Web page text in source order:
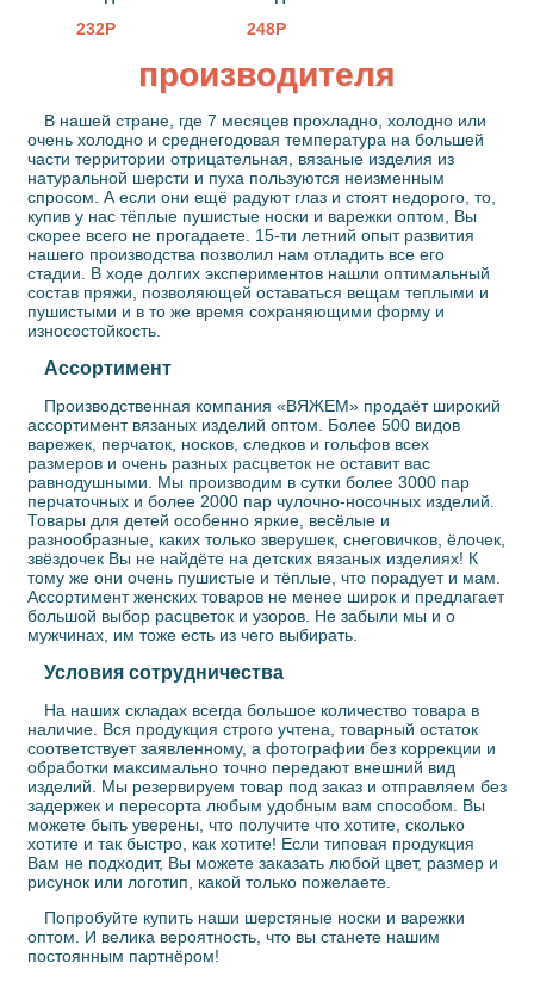
232Р 248Р
производителя
В нашей стране, где 7 месяцев прохладно, холодно или
очень холодно и среднегодовая температура на большей
части территории отрицательная, вязаные изделия из
натуральной шерсти и пуха пользуются неизменным
спросом. А если они ещё радуют глаз и стоят недорого, то,
купив у нас тёплые пушистые носки и варежки оптом, Вы
скорее всего не прогадаете. 15-ти летний опыт развития
нашего производства позволил нам отладить все его
стадии. В ходе долгих экспериментов нашли оптимальный
состав пряжи, позволяющей оставаться вещам теплыми и
пушистыми и в то же время сохраняющими форму и
износостойкость.
Ассортимент
Производственная компания «ВЯЖЕМ» продаёт широкий
ассортимент вязаных изделий оптом. Более 500 видов
варежек, перчаток, носков, следков и гольфов всех
размеров и очень разных расцветок не оставит вас
равнодушными. Мы производим в сутки более 3000 пар
перчаточных и более 2000 пар чулочно-носочных изделий.
Товары для детей особенно яркие, весёлые и
разнообразные, каких только зверушек, снеговичков, ёлочек,
звёздочек Вы не найдёте на детских вязаных изделиях! К
тому же они очень пушистые и тёплые, что порадует и мам.
Ассортимент женских товаров не менее широк и предлагает
большой выбор расцветок и узоров. Не забыли мы и о
мужчинах, им тоже есть из чего выбирать.
Условия сотрудничества
На наших складах всегда большое количество товара в
наличие. Вся продукция строго учтена, товарный остаток
соответствует заявленному, а фотографии без коррекции и
обработки максимально точно передают внешний вид
изделий. Мы резервируем товар под заказ и отправляем без
задержек и пересорта любым удобным вам способом. Вы
можете быть уверены, что получите что хотите, сколько
хотите и так быстро, как хотите! Если типовая продукция
Вам не подходит, Вы можете заказать любой цвет, размер и
рисунок или логотип, какой только пожелаете.
Попробуйте купить наши шерстяные носки и варежки
оптом. И велика вероятность, что вы станете нашим
постоянным партнёром!